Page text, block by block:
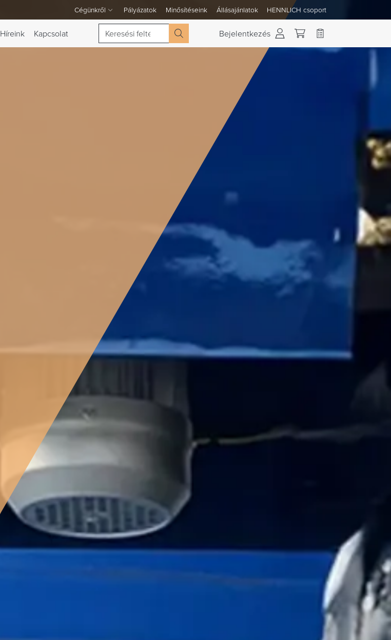
Cégünkről
A Cégünkről legördülő menü váltása
Pályázatok Minősítéseink Állásajánlatok HENNLICH csoport
Híreink Kapcsolat Keresés Bejelentkezés